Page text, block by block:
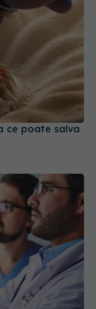
cadrelor